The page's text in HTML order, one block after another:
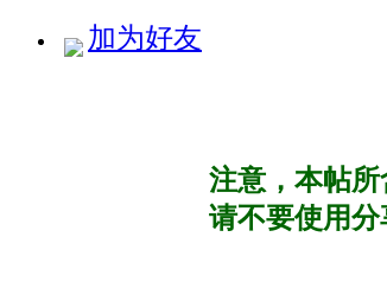
加为好友
注意，本帖
请不要使用分